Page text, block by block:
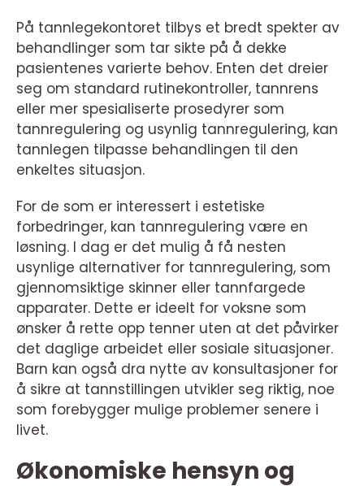
På tannlegekontoret tilbys et bredt spekter av
behandlinger som tar sikte på å dekke
pasientenes varierte behov. Enten det dreier
seg om standard rutinekontroller, tannrens
eller mer spesialiserte prosedyrer som
tannregulering og usynlig tannregulering, kan
tannlegen tilpasse behandlingen til den
enkeltes situasjon.
For de som er interessert i estetiske
forbedringer, kan tannregulering være en
løsning. I dag er det mulig å få nesten
usynlige alternativer for tannregulering, som
gjennomsiktige skinner eller tannfargede
apparater. Dette er ideelt for voksne som
ønsker å rette opp tenner uten at det påvirker
det daglige arbeidet eller sosiale situasjoner.
Barn kan også dra nytte av konsultasjoner for
å sikre at tannstillingen utvikler seg riktig, noe
som forebygger mulige problemer senere i
livet.
Økonomiske hensyn og